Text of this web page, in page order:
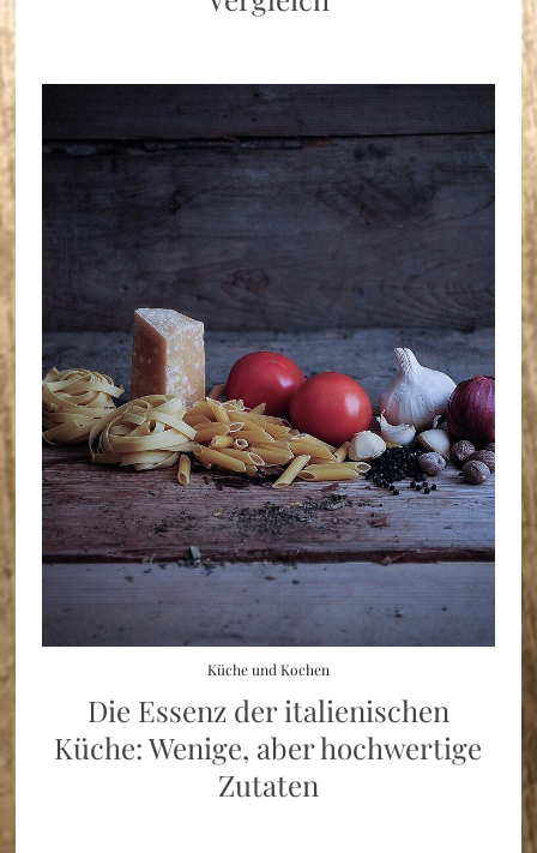
Küche und Kochen
Die Essenz der italienischen
Küche: Wenige, aber hochwertige
Zutaten